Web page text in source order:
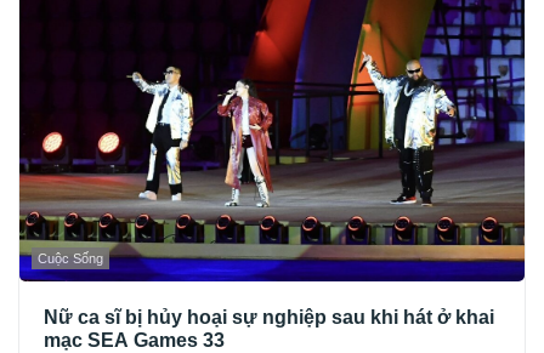
Cuộc Sống
Nữ ca sĩ bị hủy hoại sự nghiệp sau khi hát ở khai
mạc SEA Games 33